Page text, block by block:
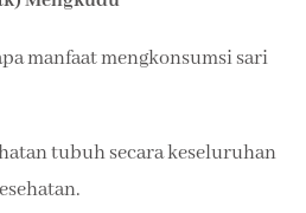
manfaat mengkonsumsi sari
tubuh secara keseluruhan